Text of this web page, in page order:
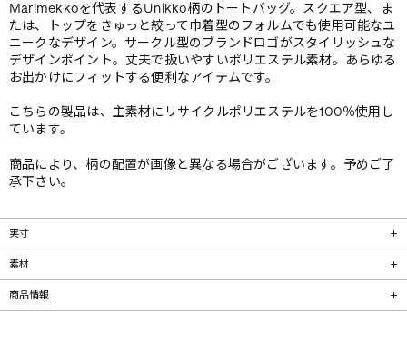
Marimekkoを代表するUnikko柄のトートバッグ。スクエア型、ま
たは、トップをきゅっと絞って巾着型のフォルムでも使用可能なユ
ニークなデザイン。サークル型のブランドロゴがスタイリッシュな
デザインポイント。丈夫で扱いやすいポリエステル素材。あらゆる
お出かけにフィットする便利なアイテムです。
こちらの製品は、主素材にリサイクルポリエステルを100％使用し
ています。
商品により、柄の配置が画像と異なる場合がございます。予めご了
承下さい。
実寸
素材
商品情報